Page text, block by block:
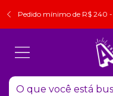
Pedido mínimo de R$ 240